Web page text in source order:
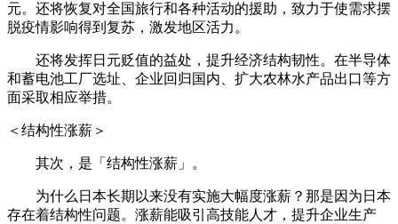
元。还将恢复对全国旅行和各种活动的援助，致力于使需求摆
脱疫情影响得到复苏，激发地区活力。
还将发挥日元贬值的益处，提升经济结构韧性。在半导体
和蓄电池工厂选址、企业回归国内、扩大农林水产品出口等方
面采取相应举措。
＜结构性涨薪＞
其次，是「结构性涨薪」。
为什么日本长期以来没有实施大幅度涨薪？那是因为日本
存在着结构性问题。涨薪能吸引高技能人才，提升企业生产